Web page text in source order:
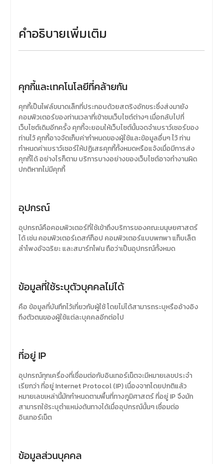
คำอธิบายเพิ่มเติม
คุกกี้และเทคโนโลยีที่คล้ายกัน
คุกกี้เป็นไฟล์ขนาดเล็กที่ประกอบด้วยสตริงอักขระซึ่งส่งมายัง
คอมพิวเตอร์ของท่านเวลาที่เข้าชมเว็บไซต์ต่างๆ เมื่อกลับไปที่
เว็บไซต์เดิมอีกครั้ง คุกกี้จะยอมให้เว็บไซต์นั้นจดจำเบราว์เซอร์ของ
ท่านไว้ คุกกี้อาจจัดเก็บค่ากำหนดของผู้ใช้และข้อมูลอื่นๆ ไว้ ท่าน
กำหนดค่าเบราว์เซอร์ให้ปฏิเสธคุกกี้ทั้งหมดหรือแจ้งเมื่อมีการส่ง
คุกกี้ได้ อย่างไรก็ตาม บริการบางอย่างของเว็บไซต์อาจทำงานผิด
ปกติหากไม่มีคุกกี้
อุปกรณ์
อุปกรณ์คือคอมพิวเตอร์ที่ใช้เข้าถึงบริการของคณะมนุษยศาสตร์
ได้ เช่น คอมพิวเตอร์เดสก์ท็อป คอมพิวเตอร์แบบพกพา แท็บเล็ต
ลำโพงอัจฉริยะ และสมาร์ทโฟน ถือว่าเป็นอุปกรณ์ทั้งหมด
ข้อมูลที่ใช้ระบุตัวบุคคลไม่ได้
คือ ข้อมูลที่บันทึกไว้เกี่ยวกับผู้ใช้ โดยไม่ได้สามารถระบุหรืออ้างอิง
ถึงตัวตนของผู้ใช้แต่ละบุคคลอีกต่อไป
ที่อยู่ IP
อุปกรณ์ทุกเครื่องที่เชื่อมต่อกับอินเทอร์เน็ตจะมีหมายเลขประจำ
เรียกว่า ที่อยู่ Internet Protocol (IP) เนื่องจากโดยปกติแล้ว
หมายเลขเหล่านี้มักกำหนดตามพื้นที่ทางภูมิศาสตร์ ที่อยู่ IP จึงมัก
สามารถใช้ระบุตำแหน่งต้นทางได้เมื่ออุปกรณ์นั้นๆ เชื่อมต่อ
อินเทอร์เน็ต
ข้อมูลส่วนบุคคล